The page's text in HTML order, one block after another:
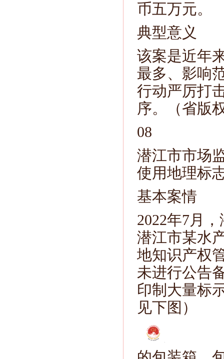
币五万元。
典型意义
该案是近年
最多、影响
行动严厉打
序。（省版
08
潜江市市场
使用地理标
基本案情
2022年7月
潜江市某水
地知识产权
未进行公告
印制大量标
见下图）